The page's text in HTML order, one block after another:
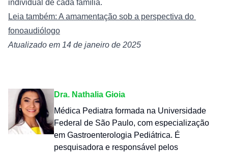
individual de cada família.
Leia também: A amamentação sob a perspectiva do
fonoaudiólogo
Atualizado em 14 de janeiro de 2025
Dra. Nathalia Gioia
Médica Pediatra formada na Universidade
Federal de São Paulo, com especialização
em Gastroenterologia Pediátrica. É
pesquisadora e responsável pelos